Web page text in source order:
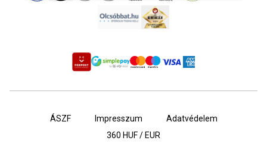
ÁSZF Impresszum
Adatvédelem
360 HUF / EUR